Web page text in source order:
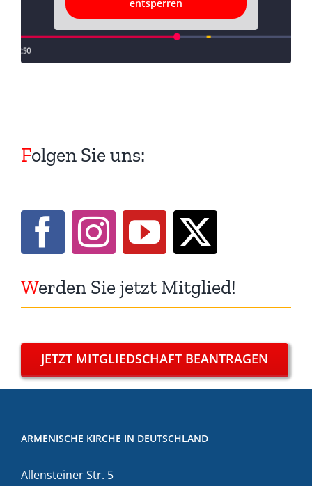
entsperren
Folgen Sie uns:
Werden Sie jetzt Mitglied!
JETZT MITGLIEDSCHAFT BEANTRAGEN
ARMENISCHE KIRCHE IN DEUTSCHLAND
Allensteiner Str. 5